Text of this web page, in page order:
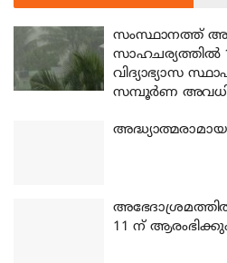
സംസ്ഥാനത്ത്
സാഹചര്യത്തിൽ
വിദ്യാഭ്യാസ
സമ്പൂർണ
11 ന്